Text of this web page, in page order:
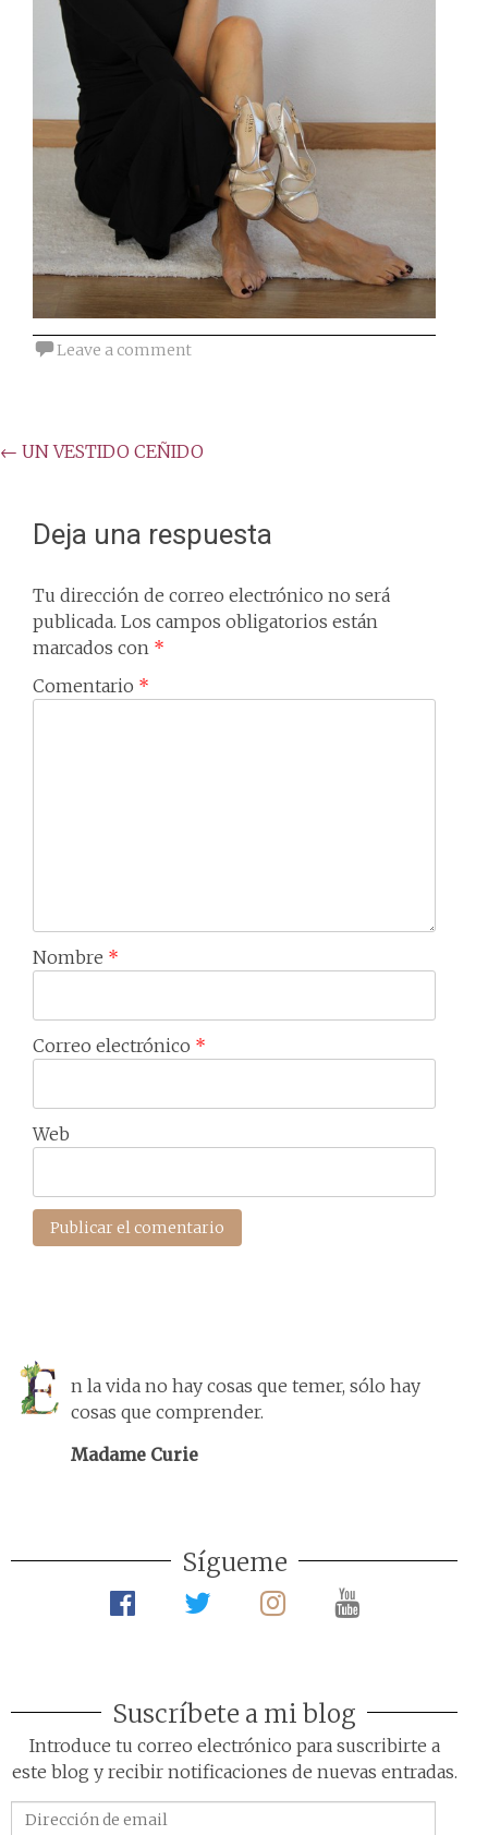
Leave a comment
Post
← UN VESTIDO CEÑIDO
Deja una respuesta
Tu dirección de correo electrónico no será
publicada. Los campos obligatorios están
marcados con *
Comentario *
Nombre *
Correo electrónico *
Web
n la vida no hay cosas que temer, sólo hay
cosas que comprender.
Madame Curie
Sígueme
Suscríbete a mi blog
Introduce tu correo electrónico para suscribirte a
este blog y recibir notificaciones de nuevas entradas.